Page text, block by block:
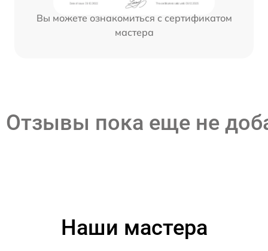
Вы можете ознакомиться с сертификатом
мастера
Отзывы пока еще не
Наши мастера